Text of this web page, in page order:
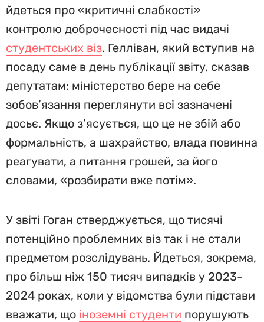
йдеться про «критичні слабкості»
контролю доброчесності під час видачі
студентських віз. Гелліван, який вступив на
посаду саме в день публікації звіту, сказав
депутатам: міністерство бере на себе
зобов’язання переглянути всі зазначені
досьє. Якщо з’ясується, що це не збій або
формальність, а шахрайство, влада повинна
реагувати, а питання грошей, за його
словами, «розбирати вже потім».
У звіті Гоган стверджується, що тисячі
потенційно проблемних віз так і не стали
предметом розслідувань. Йдеться, зокрема,
про більш ніж 150 тисяч випадків у 2023-
2024 роках, коли у відомства були підстави
вважати, що іноземні студенти порушують